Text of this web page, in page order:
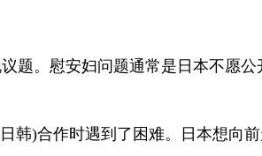
题。慰安妇问题通常是日本不愿公
日韩)合作时遇到了困难。日本想向